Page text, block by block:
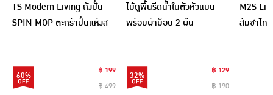
TS Modern Living ถังปั่น
SPIN MOP ตะกร้าปั่นแห้งส
60%
฿ 199
฿ 499
ไม้ถูพื้นรีดน้ำในตัวหัวแบน
พร้อมผ้าม็อบ 2 ผืน
32%
฿ 129
฿ 190
M2S
ส้มชาไท